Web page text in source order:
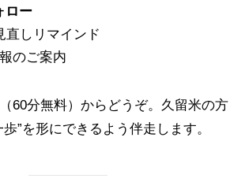
ロー
直しリマインド
のご案内
60分無料）からどうぞ。久留米の方
”を形にできるよう伴走します。